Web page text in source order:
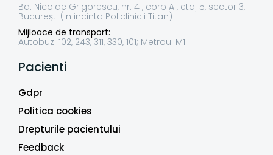
Bd. Nicolae Grigorescu, nr. 41, corp A , etaj 5, sector 3,
București (in incinta Policlinicii Titan)
Mijloace de transport:
Autobuz: 102, 243, 311, 330, 101; Metrou: M1.
Pacienti
Gdpr
Politica cookies
Drepturile pacientului
Feedback